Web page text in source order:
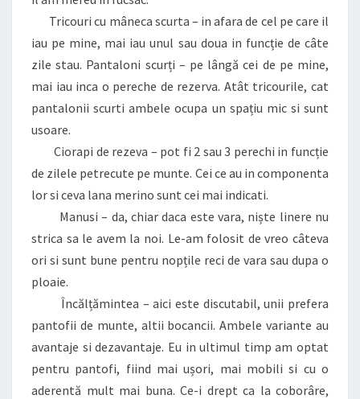
Tricouri cu mâneca scurta – in afara de cel pe care il
iau pe mine, mai iau unul sau doua in funcție de câte
zile stau. Pantaloni scurți – pe lângă cei de pe mine,
mai iau inca o pereche de rezerva. Atât tricourile, cat
pantalonii scurti ambele ocupa un spațiu mic si sunt
usoare.
Ciorapi de rezeva – pot fi 2 sau 3 perechi in funcție
de zilele petrecute pe munte. Cei ce au in componenta
lor si ceva lana merino sunt cei mai indicati.
Manusi – da, chiar daca este vara, niște linere nu
strica sa le avem la noi. Le-am folosit de vreo câteva
ori si sunt bune pentru nopțile reci de vara sau dupa o
ploaie.
Încălțămintea – aici este discutabil, unii prefera
pantofii de munte, altii bocancii. Ambele variante au
avantaje si dezavantaje. Eu in ultimul timp am optat
pentru pantofi, fiind mai ușori, mai mobili si cu o
aderentă mult mai buna. Ce-i drept ca la coborâre,